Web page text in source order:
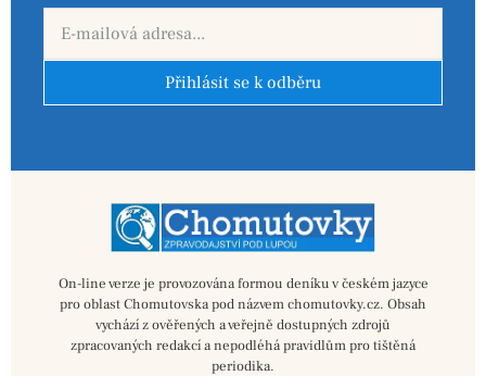
Přihlásit se k odběru
On-line verze je provozována formou deníku v českém jazyce
pro oblast Chomutovska pod názvem chomutovky.cz. Obsah
vychází z ověřených a veřejně dostupných zdrojů
zpracovaných redakcí a nepodléhá pravidlům pro tištěná
periodika.